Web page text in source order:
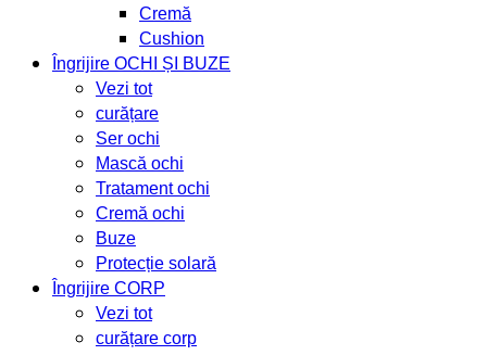
Cremă
Cushion
Îngrijire OCHI ȘI BUZE
Vezi tot
curățare
Ser ochi
Mască ochi
Tratament ochi
Cremă ochi
Buze
Protecție solară
Îngrijire CORP
Vezi tot
curățare corp